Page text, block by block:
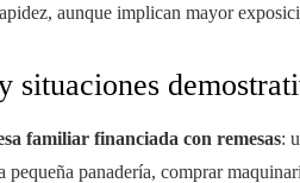
aunque implican mayor
situaciones
familiar financiada con remesas:
pequeña panadería, comprar